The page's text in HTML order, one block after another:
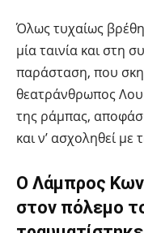
Όλως τυχαίως
μία ταινία και στη
παράσταση, που
θεατράνθρωπος
της ράμπας,
και ν’ ασχοληθεί με
Ο Λάμπρος
στον πόλεμο